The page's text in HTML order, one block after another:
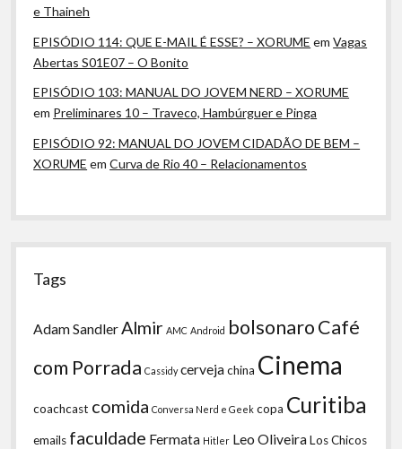
e Thaineh
EPISÓDIO 114: QUE E-MAIL É ESSE? – XORUME emVagas
Abertas S01E07 – O Bonito
EPISÓDIO 103: MANUAL DO JOVEM NERD – XORUME
em Preliminares 10 – Traveco, Hambúrguer e Pinga
EPISÓDIO 92: MANUAL DO JOVEM CIDADÃO DE BEM –
XORUME emCurva de Rio 40 – Relacionamentos
Tags
Adam SandlerAlmir AMC Android bolsonaroCafé
com Porrada Cassidy cervejachina Cinema
coachcast comida Conversa Nerd e Geek copa Curitiba
emails faculdade Fermata Hitler Leo OliveiraLos Chicos